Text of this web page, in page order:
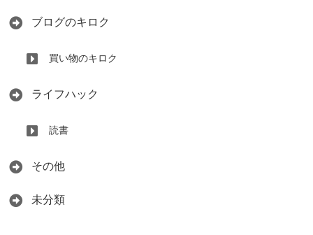
ブログのキロク
買い物のキロク
ライフハック
読書
その他
未分類